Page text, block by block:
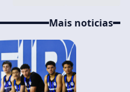
Mais noticias